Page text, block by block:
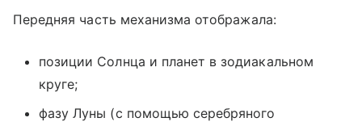
Передняя часть механизма отображала:
позиции Солнца и планет в зодиакальном
круге;
фазу Луны (с помощью серебряного